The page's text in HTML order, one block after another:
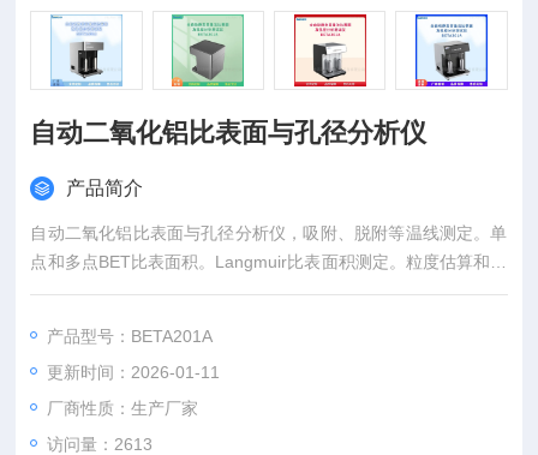
自动二氧化铝比表面与孔径分析仪
产品简介
自动二氧化铝比表面与孔径分析仪，吸附、脱附等温线测定。单
点和多点BET比表面积。Langmuir比表面积测定。粒度估算和真
密度测试、孔隙率及孔隙度分析。BJH介孔、大孔分析。t-plots
微孔分析。可以进行微孔DR理论、HK狭缝孔理论、SF圆柱形孔
理论分析，并可以升级进行DFT密度函数理论；包括NLDFT理论
等
产品型号：BETA201A
更新时间：2026-01-11
厂商性质：生产厂家
访问量：2613